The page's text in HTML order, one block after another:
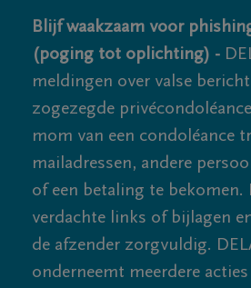
Blijf waakzaam voor
(poging tot oplichting) -
meldingen over valse
zogezegde
mom van een condoléance
mailadressen, andere
of een betaling te bekomen.
verdachte links of bijlagen
de afzender zorgvuldig.
onderneemt meerdere